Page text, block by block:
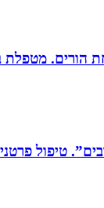
הורים.
מגיל 20